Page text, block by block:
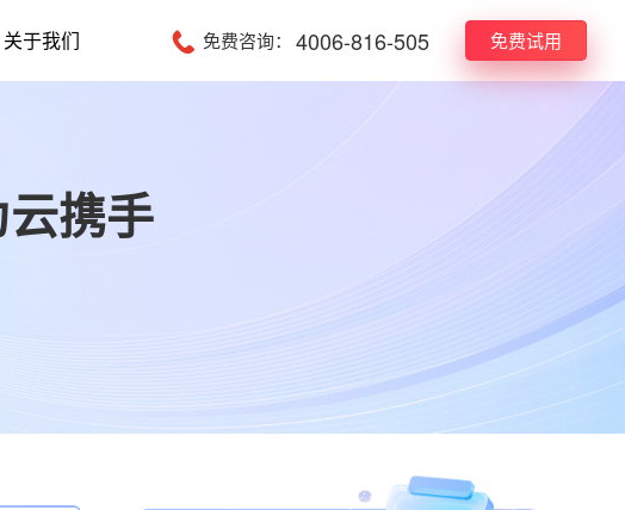
关于我们 免费咨询： 4006-816-505 免费试用
携手